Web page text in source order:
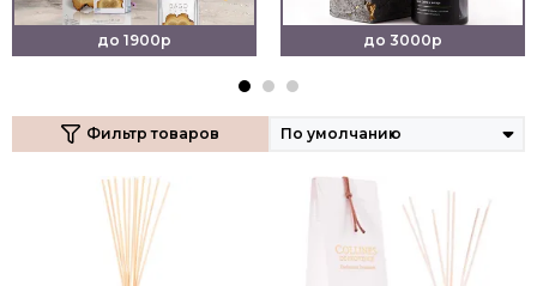
до 1900р до 3000р
Фильтр товаров